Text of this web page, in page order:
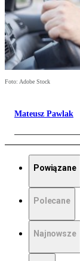
Foto: Adobe Stock
Mateusz Pawlak
Powiązane
Polecane
Najnowsze